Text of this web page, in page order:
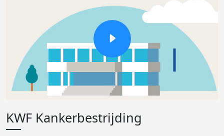
KWF Kankerbestrijding